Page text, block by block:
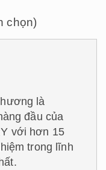
chọn)
là
đầu của
với hơn 15
trong lĩnh